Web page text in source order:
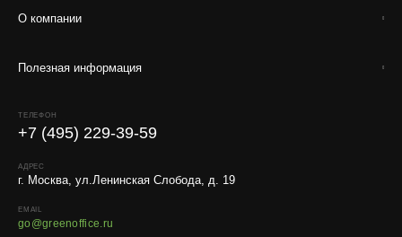
О компании
Полезная информация
ТЕЛЕФОН
+7 (495) 229-39-59
АДРЕС
г. Москва, ул.Ленинская Слобода, д. 19
EMAIL
go@greenoffice.ru